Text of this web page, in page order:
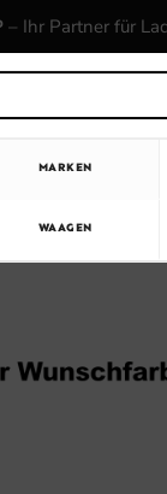
– Ihr Partner für
MARKEN
WAAGEN